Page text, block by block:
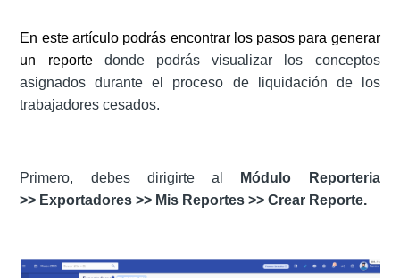
En este artículo podrás encontrar los pasos para generar
un reportedonde podrás visualizar los conceptos
asignados durante el proceso de liquidación de los
trabajadores cesados.
Primero, debes dirigirte al
Módulo Reporteria
>> Exportadores >> Mis Reportes >> Crear Reporte.